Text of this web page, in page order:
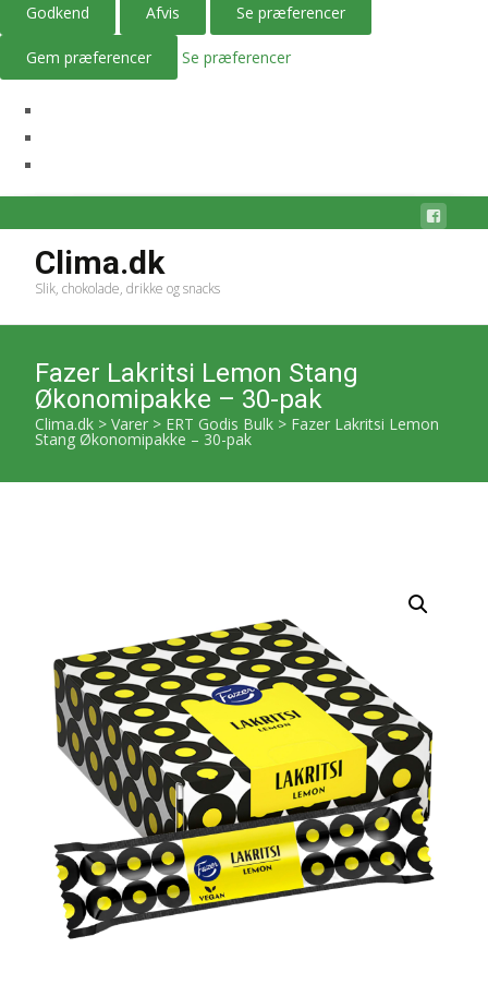
Godkend Afvis Se præferencer
Gem præferencer Se præferencer
Clima.dk
Slik, chokolade, drikke og snacks
Fazer Lakritsi Lemon Stang
Økonomipakke – 30-pak
Clima.dk > Varer > ERT Godis Bulk > Fazer Lakritsi Lemon
Stang Økonomipakke – 30-pak